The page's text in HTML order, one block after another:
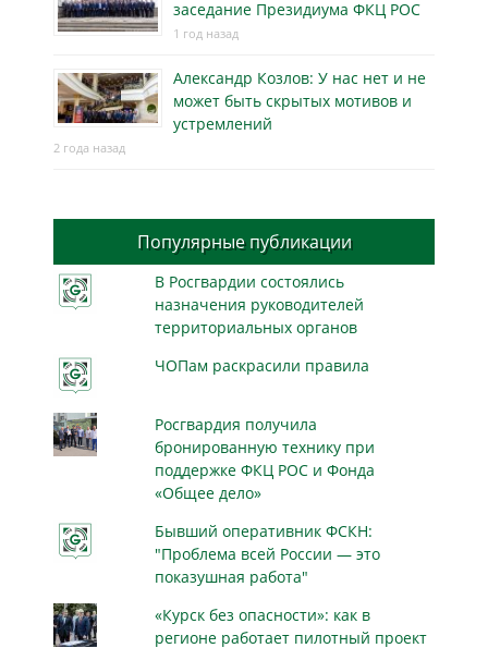
заседание Президиума ФКЦ РОС
1 год назад
Александр Козлов: У нас нет и не
может быть скрытых мотивов и
устремлений
2 года назад
Популярные публикации
В Росгвардии состоялись
назначения руководителей
территориальных органов
ЧОПам раскрасили правила
Росгвардия получила
бронированную технику при
поддержке ФКЦ РОС и Фонда
«Общее дело»
Бывший оперативник ФСКН:
"Проблема всей России — это
показушная работа"
«Курск без опасности»: как в
регионе работает пилотный проект